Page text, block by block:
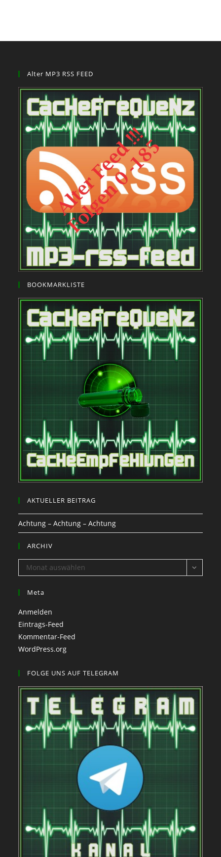
Alter MP3 RSS FEED
BOOKMARKLISTE
AKTUELLER BEITRAG
Achtung – Achtung – Achtung
ARCHIV
ARCHIV
Monat auswählen
Meta
Anmelden
Eintrags-Feed
Kommentar-Feed
WordPress.org
FOLGE UNS AUF TELEGRAM